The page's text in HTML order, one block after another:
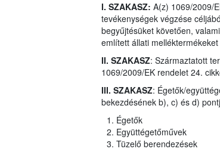
I. SZAKASZ: A(z) 1069/2009/
tevékenységek végzése
begyűjtésüket követően,
említett állati
II. SZAKASZ: Származtatott
1069/2009/EK rendelet 24.
III. SZAKASZ: Égetők/
bekezdésének b), c) és d)
Égetők
Együttégetőművek
Tüzelő berendezések